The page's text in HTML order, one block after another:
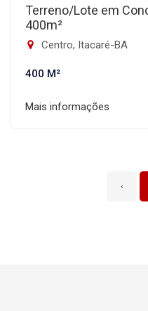
Terreno/Lote em
400m²
Centro, Itacaré-BA
400 M²
Mais informações
‹